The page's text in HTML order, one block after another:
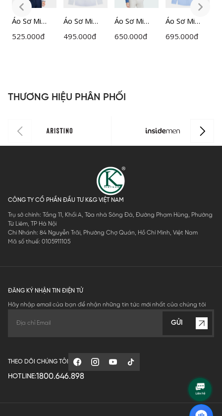
Áo Sơ Mi
Nam Trắng
525.000đ
Áo Sơ Mi
Nam
495.000đ
Áo Sơ Mi
Nam Kẻ Sọc
650.000đ
Áo Sơ Mi
Nam
695.000đ
THƯƠNG HIỆU PHÂN PHỐI
CÔNG TY CỔ PHẦN ĐẦU TƯ K&G VIỆT NAM
Trụ sở chính: Tầng 11, Khối A, Tòa nhà Sông Đà, Đường Phạm Hùng, Phường
Từ Liêm, TP Hà Nội
Chi Nhánh: 84 Nguyễn Trãi, Phường Chợ Quán, Hồ Chí Minh, Việt Nam
Mã số thuế: 0105911105
ĐĂNG KÝ NHẬN TIN ĐIỆN TỬ
Hãy nhập email của bạn để nhận những tin tức mới nhất của chúng tôi
GỬI
THEO DÕI CHÚNG TÔI
HOTLINE:1800.646.898